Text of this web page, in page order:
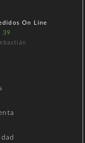
On Line
39